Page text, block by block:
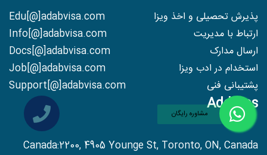
پذیرش تحصیلی و اخذ ویزا
Edu[@]adabvisa.com
ارتباط با مدیریت
Info[@]adabvisa.com
ارسال مدارک
Docs[@]adabvisa.com
استخدام در ادب ویزا
Job[@]adabvisa.com
پشتیبانی فنی
Support[@]adabvisa.com
Address
Canada:2200, 4905 Younge St, Toronto, ON, Canada
مشاوره رایگان